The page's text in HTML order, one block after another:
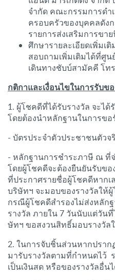
จำกัด คณะกรรมการดำ
ครอบครัวของบุคคลดัง
รายการส่งเสริมการขา
ศึกษารายละเอียดเพิ่มเ
สอบถามเพิ่มเติมได้ที่ศู
เดินทางชับบ์สามัคคี โท
กติกาและเงื่อนไขในการรับข
1. ผู้โชคดีที่ได้รับรางวัล จะไ
โดยต้องนำหลักฐานในการขอ
- บัตรประจำตัวประชาชนตัวจ
- หลักฐานการชำระภาษี ณ ที่
โดยผู้โชคดีจะต้องยืนยันรับข
ที่ประกาศรายชื่อผู้โชคดีหาก
บริษัทฯ จะมอบของรางวัลให้
กรณีผู้โชคดีสำรองไม่ส่งหลัก
รางวัล ภายใน 7 วันนับแต่วัน
ษัทฯ ขอสงวนสิทธิ์มอบรางวัล
2. ในการจับชิ้นส่วนหากปรา
มารับรางวัลตามที่กำหนดไว้
เป็นเงินสด หรือของรางวัลอื่น